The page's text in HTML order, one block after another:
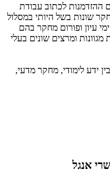
ההזדמנות לכתוב עבודת
שונות בשל היותי במסלול
עיון ופורום מחקר בהם
ומרצים שונים בעלי
ידע לימודי, מחקר מדעי,
שרי אנגל